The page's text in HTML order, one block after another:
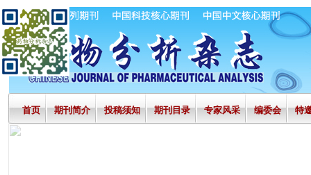
首页 期刊简介 投稿须知 期刊目录 专家风采 编委会 特